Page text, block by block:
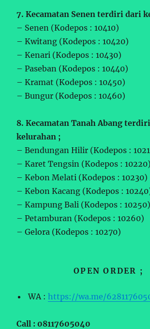
7. Kecamatan Senen terdiri dari
– Senen (Kodepos : 10410)
– Kwitang (Kodepos : 10420)
– Kenari (Kodepos : 10430)
– Paseban (Kodepos : 10440)
– Kramat (Kodepos : 10450)
– Bungur (Kodepos : 10460)
8. Kecamatan Tanah Abang
kelurahan ;
– Bendungan Hilir (Kodepos :
– Karet Tengsin (Kodepos : 10220)
– Kebon Melati (Kodepos : 10230)
– Kebon Kacang (Kodepos :
– Kampung Bali (Kodepos : 10250)
– Petamburan (Kodepos : 10260)
– Gelora (Kodepos : 10270)
OPEN ORDER ;
WA :https://wa.me/
Call : 08117605040